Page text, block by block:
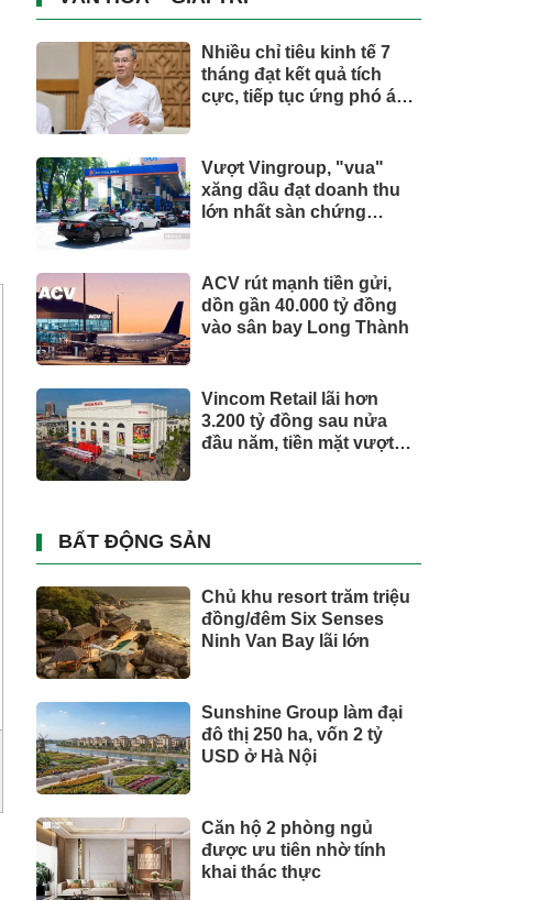
hàng nghìn tỷ
Nhiều chỉ tiêu kinh tế 7
tháng đạt kết quả tích
cực, tiếp tục ứng phó áp
Vượt Vingroup, "vua"
xăng dầu đạt doanh thu
lớn nhất sàn chứng
ACV rút mạnh tiền gửi,
dồn gần 40.000 tỷ đồng
vào sân bay Long Thành
Vincom Retail lãi hơn
3.200 tỷ đồng sau nửa
đầu năm, tiền mặt vượt
BẤT ĐỘNG SẢN
Chủ khu resort trăm triệu
đồng/đêm Six Senses
Ninh Van Bay lãi lớn
Sunshine Group làm đại
đô thị 250 ha, vốn 2 tỷ
USD ở Hà Nội
Căn hộ 2 phòng ngủ
được ưu tiên nhờ tính
khai thác thực